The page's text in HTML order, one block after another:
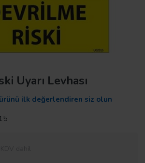
Uyarı Levhası
ilk değerlendiren siz olun